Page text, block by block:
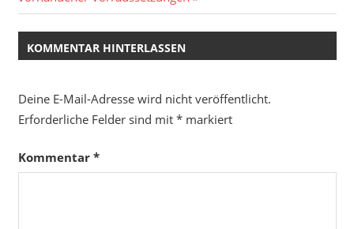
KOMMENTAR HINTERLASSEN
Deine E-Mail-Adresse wird nicht veröffentlicht.
Erforderliche Felder sind mit *markiert
Kommentar *